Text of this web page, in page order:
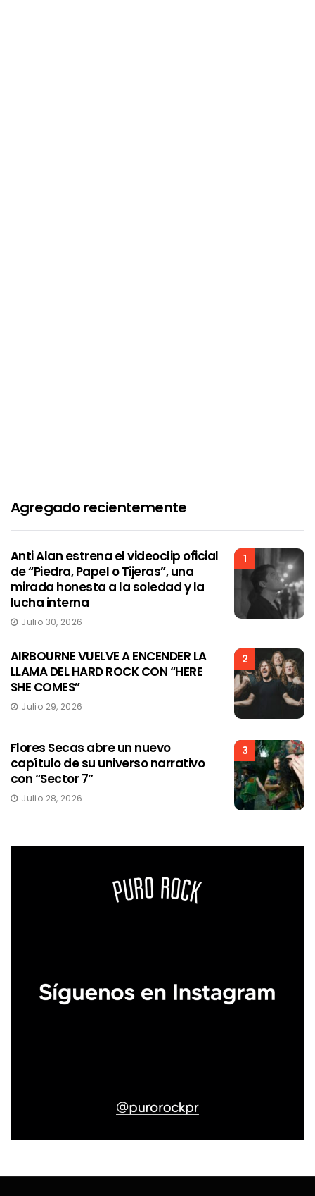
Agregado recientemente
1
Anti Alan estrena el videoclip oficial
de “Piedra, Papel o Tijeras”, una
mirada honesta a la soledad y la
lucha interna
Julio 30, 2026
2
AIRBOURNE VUELVE A ENCENDER LA
LLAMA DEL HARD ROCK CON “HERE
SHE COMES”
Julio 29, 2026
3
Flores Secas abre un nuevo
capítulo de su universo narrativo
con “Sector 7”
Julio 28, 2026